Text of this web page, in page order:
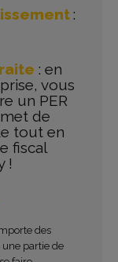
:
: en
vous
un PER
de
tout en
fiscal
!
des
partie de